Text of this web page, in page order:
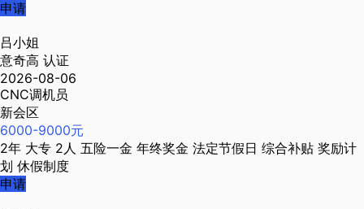
申请
吕小姐
意奇高 认证
2026-08-06
CNC调机员
新会区
6000-9000元
2年 大专 2人 五险一金 年终奖金 法定节假日 综合补贴 奖励计
划 休假制度
申请